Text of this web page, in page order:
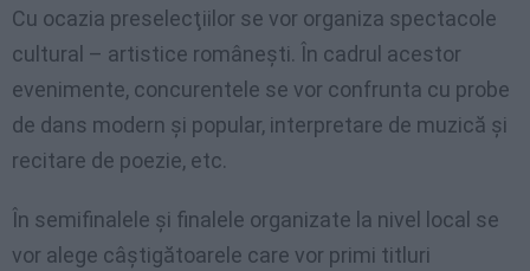
Cu ocazia preselecţiilor se vor organiza spectacole
cultural – artistice româneşti. În cadrul acestor
evenimente, concurentele se vor confrunta cu probe
de dans modern şi popular, interpretare de muzică şi
recitare de poezie, etc.
În semifinalele şi finalele organizate la nivel local se
vor alege câştigătoarele care vor primi titluri